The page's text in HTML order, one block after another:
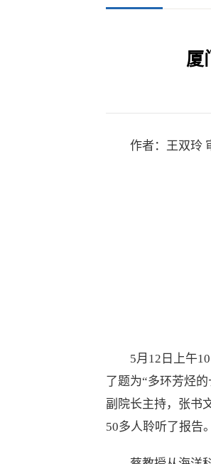
厦
作者：王双玲
5月12日上午
了题为“多环芳烃
副院长主持，张书
50多人聆听了报告